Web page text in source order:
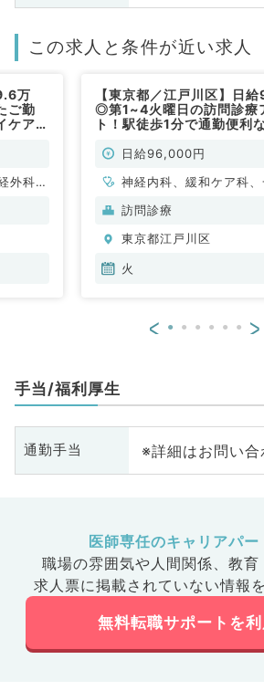
この求人と条件が近い求人
万
ご勤
ケアを
外科、
【東京都／江戸川区】日
◎第1~4火曜日の訪問診療
ト！駅徒歩1分で通勤便利
勤） 日給96,000円
神経内科、緩和ケア科、
科、循環器内科、呼吸器
臓内科、老年内科、血液
原病科
訪問診療
東京都江戸川区
火
< >
手当/福利厚生
通勤手当 ※詳細はお問い
医師専任のキャリアパー
職場の雰囲気や人間関係、 教育
求人票に掲載されていない情報
無料転職サポートを